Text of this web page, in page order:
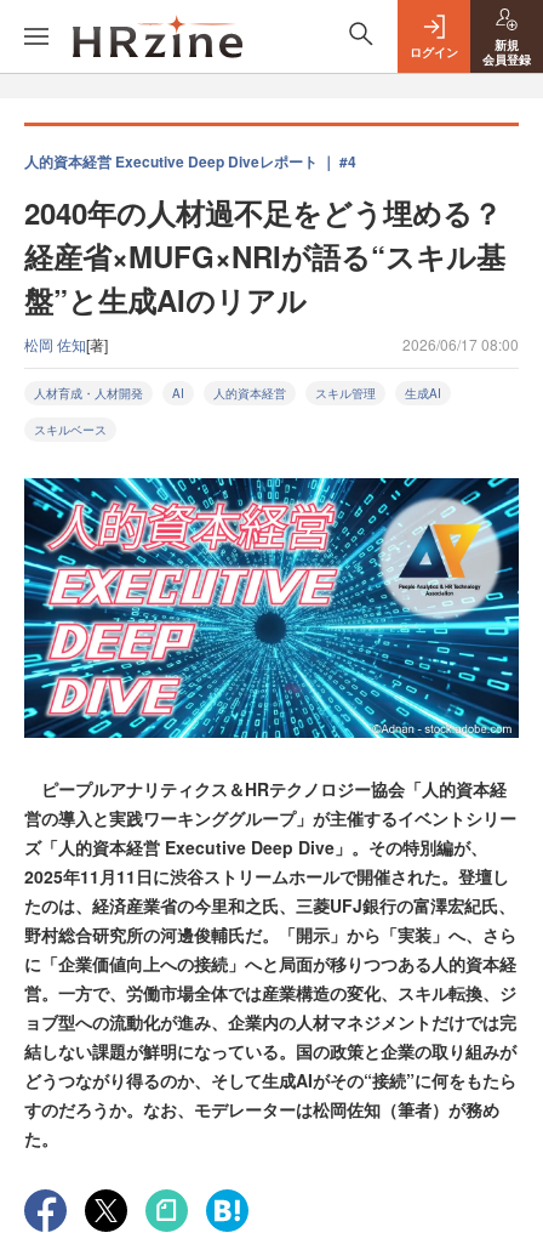
ログイン
新規
会員登録
人的資本経営 Executive Deep Diveレポート ｜ #4
2040年の人材過不足をどう埋める？
経産省×MUFG×NRIが語る“スキル基
盤”と生成AIのリアル
松岡 佐知[著] 2026/06/17 08:00
人材育成・人材開発 AI 人的資本経営 スキル管理 生成AI
スキルベース
ピープルアナリティクス＆HRテクノロジー協会「人的資本経
営の導入と実践ワーキンググループ」が主催するイベントシリー
ズ「人的資本経営 Executive Deep Dive」。その特別編が、
2025年11月11日に渋谷ストリームホールで開催された。登壇し
たのは、経済産業省の今里和之氏、三菱UFJ銀行の富澤宏紀氏、
野村総合研究所の河邊俊輔氏だ。「開示」から「実装」へ、さら
に「企業価値向上への接続」へと局面が移りつつある人的資本経
営。一方で、労働市場全体では産業構造の変化、スキル転換、ジ
ョブ型への流動化が進み、企業内の人材マネジメントだけでは完
結しない課題が鮮明になっている。国の政策と企業の取り組みが
どうつながり得るのか、そして生成AIがその“接続”に何をもたら
すのだろうか。なお、モデレーターは松岡佐知（筆者）が務め
た。